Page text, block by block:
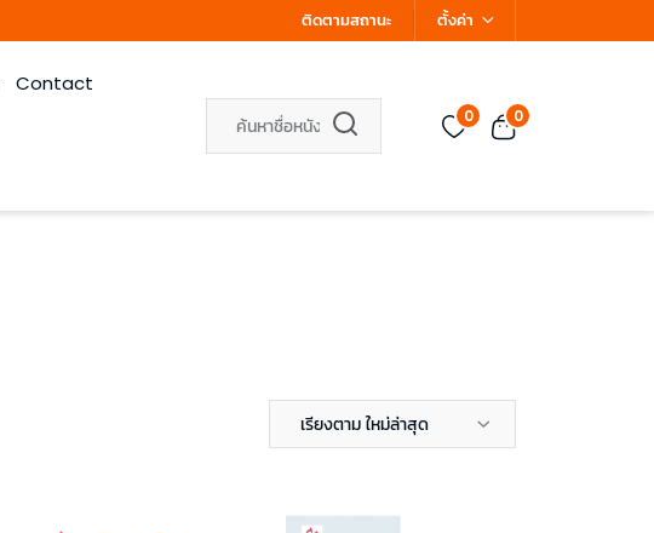
ติดตามสถานะ ตั้งค่า
Contact
0 0
เรียงตาม ใหม่ล่าสุด